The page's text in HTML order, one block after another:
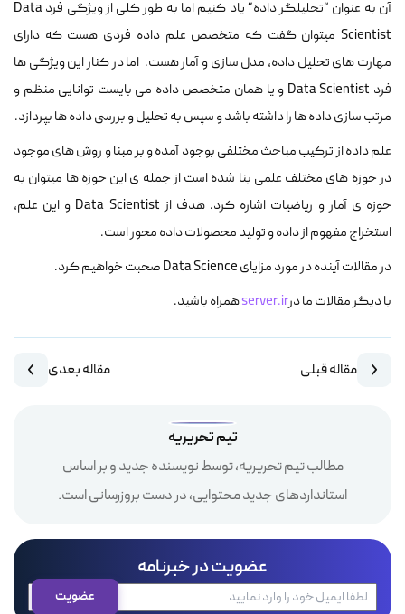
آن به عنوان “تحلیلگر داده” یاد کنیم اما به طور کلی از ویژگی فرد Data
Scientist میتوان گفت که متخصص علم داده فردی هست که دارای
مهارت های تحلیل داده، مدل سازی و آمار هست. اما در کنار این ویژگی ها
فرد Data Scientist و یا همان متخصص داده می بایست توانایی منظم و
مرتب سازی داده ها را داشته باشد و سپس به تحلیل و بررسی داده ها بپردازد.
علم داده از ترکیب مباحث مختلفی بوجود آمده و بر مبنا و روش های موجود
در حوزه های مختلف علمی بنا شده است از جمله ی این حوزه ها میتوان به
حوزه ی آمار و ریاضیات اشاره کرد. هدف از Data Scientist و این علم،
استخراج مفهوم از داده و تولید محصولات داده محور است.
در مقالات آینده در مورد مزایای Data Science صحبت خواهیم کرد.
با دیگر مقالات ما درserver.irهمراه باشید.
مقاله قبلی مقاله بعدی
تیم تحریریه
مطالب تیم تحریریه، توسط نویسنده جدید و بر اساس
استانداردهای جدید محتوایی، در دست بروزرسانی است.
عضویت در خبرنامه